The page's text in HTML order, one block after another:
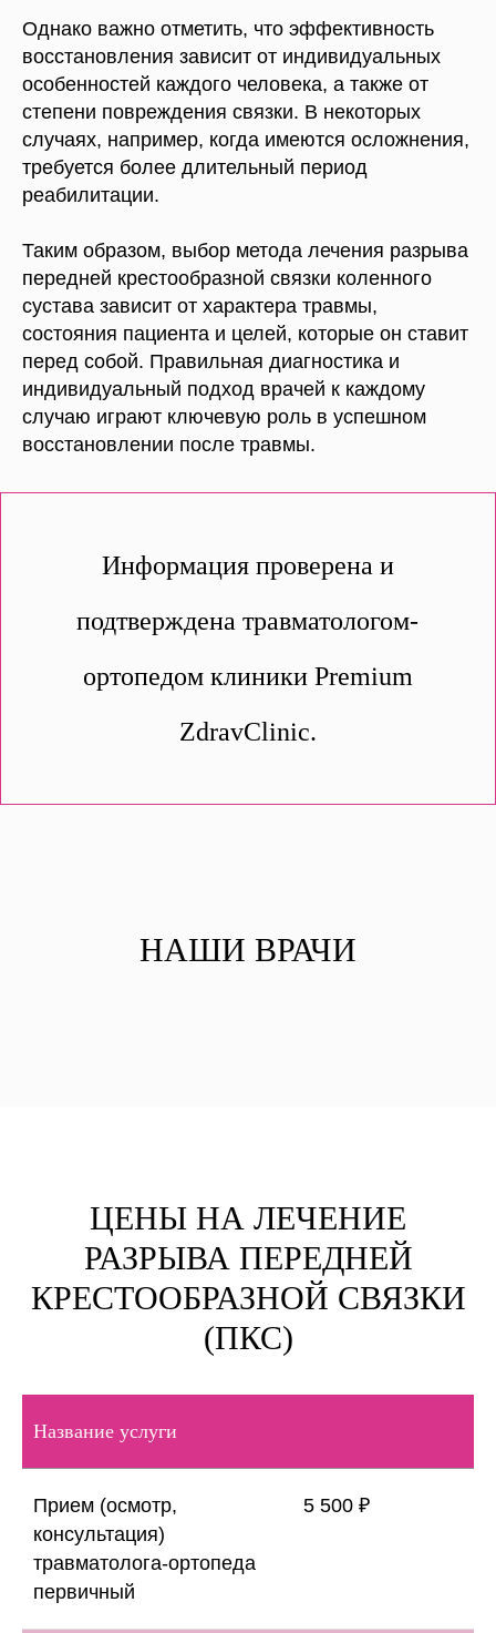
Однако важно отметить, что эффективность
восстановления зависит от индивидуальных
особенностей каждого человека, а также от
степени повреждения связки. В некоторых
случаях, например, когда имеются осложнения,
требуется более длительный период
реабилитации.
Таким образом, выбор метода лечения разрыва
передней крестообразной связки коленного
сустава зависит от характера травмы,
состояния пациента и целей, которые он ставит
перед собой. Правильная диагностика и
индивидуальный подход врачей к каждому
случаю играют ключевую роль в успешном
восстановлении после травмы.
Информация проверена и
подтверждена травматологом-
ортопедом клиники Premium
ZdravClinic.
НАШИ ВРАЧИ
ЦЕНЫ НА ЛЕЧЕНИЕ
РАЗРЫВА ПЕРЕДНЕЙ
КРЕСТООБРАЗНОЙ СВЯЗКИ
(ПКС)
Название услуги
Прием (осмотр,
консультация)
травматолога-ортопеда
первичный
5 500 ₽